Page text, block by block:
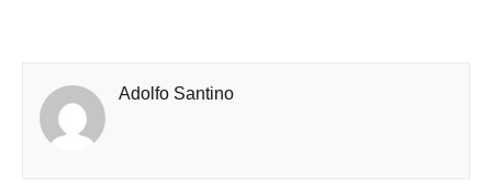
Adolfo Santino